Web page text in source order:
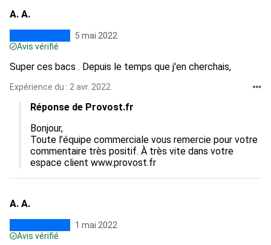
A. A.
5 mai 2022
Avis vérifié
Super ces bacs . Depuis le temps que j'en cherchais,
Expérience du : 2 avr. 2022
Réponse de Provost.fr
Bonjour,
Toute l’équipe commerciale vous remercie pour votre
commentaire très positif. À très vite dans votre
espace client www.provost.fr
A. A.
1 mai 2022
Avis vérifié